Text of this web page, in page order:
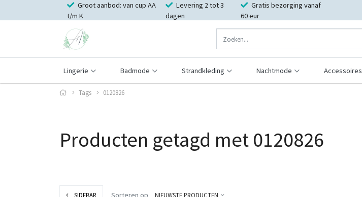
Groot aanbod: van cup AA
t/m K
Levering 2 tot 3
dagen
Gratis bezorging vanaf
60 eur
Lingerie Badmode Strandkleding Nachtmode Accessoires
Tags 0120826
Producten getagd met 0120826
SIDEBAR Sorteren op NIEUWSTE PRODUCTEN